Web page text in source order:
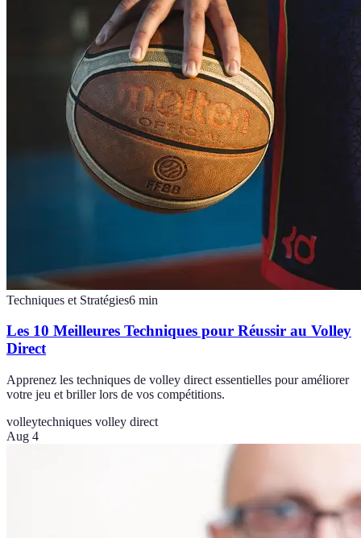
Techniques et Stratégies6 min
Les 10 Meilleures Techniques pour Réussir au Volley
Direct
Apprenez les techniques de volley direct essentielles pour améliorer
votre jeu et briller lors de vos compétitions.
volleytechniques volley direct
Aug 4